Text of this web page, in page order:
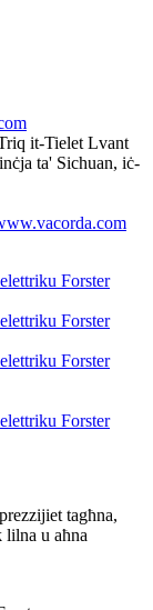
it-Tielet Lvant
ta' Sichuan, iċ-
tagħna,
u aħna